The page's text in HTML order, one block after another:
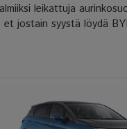
leikattuja
jostain syystä löydä